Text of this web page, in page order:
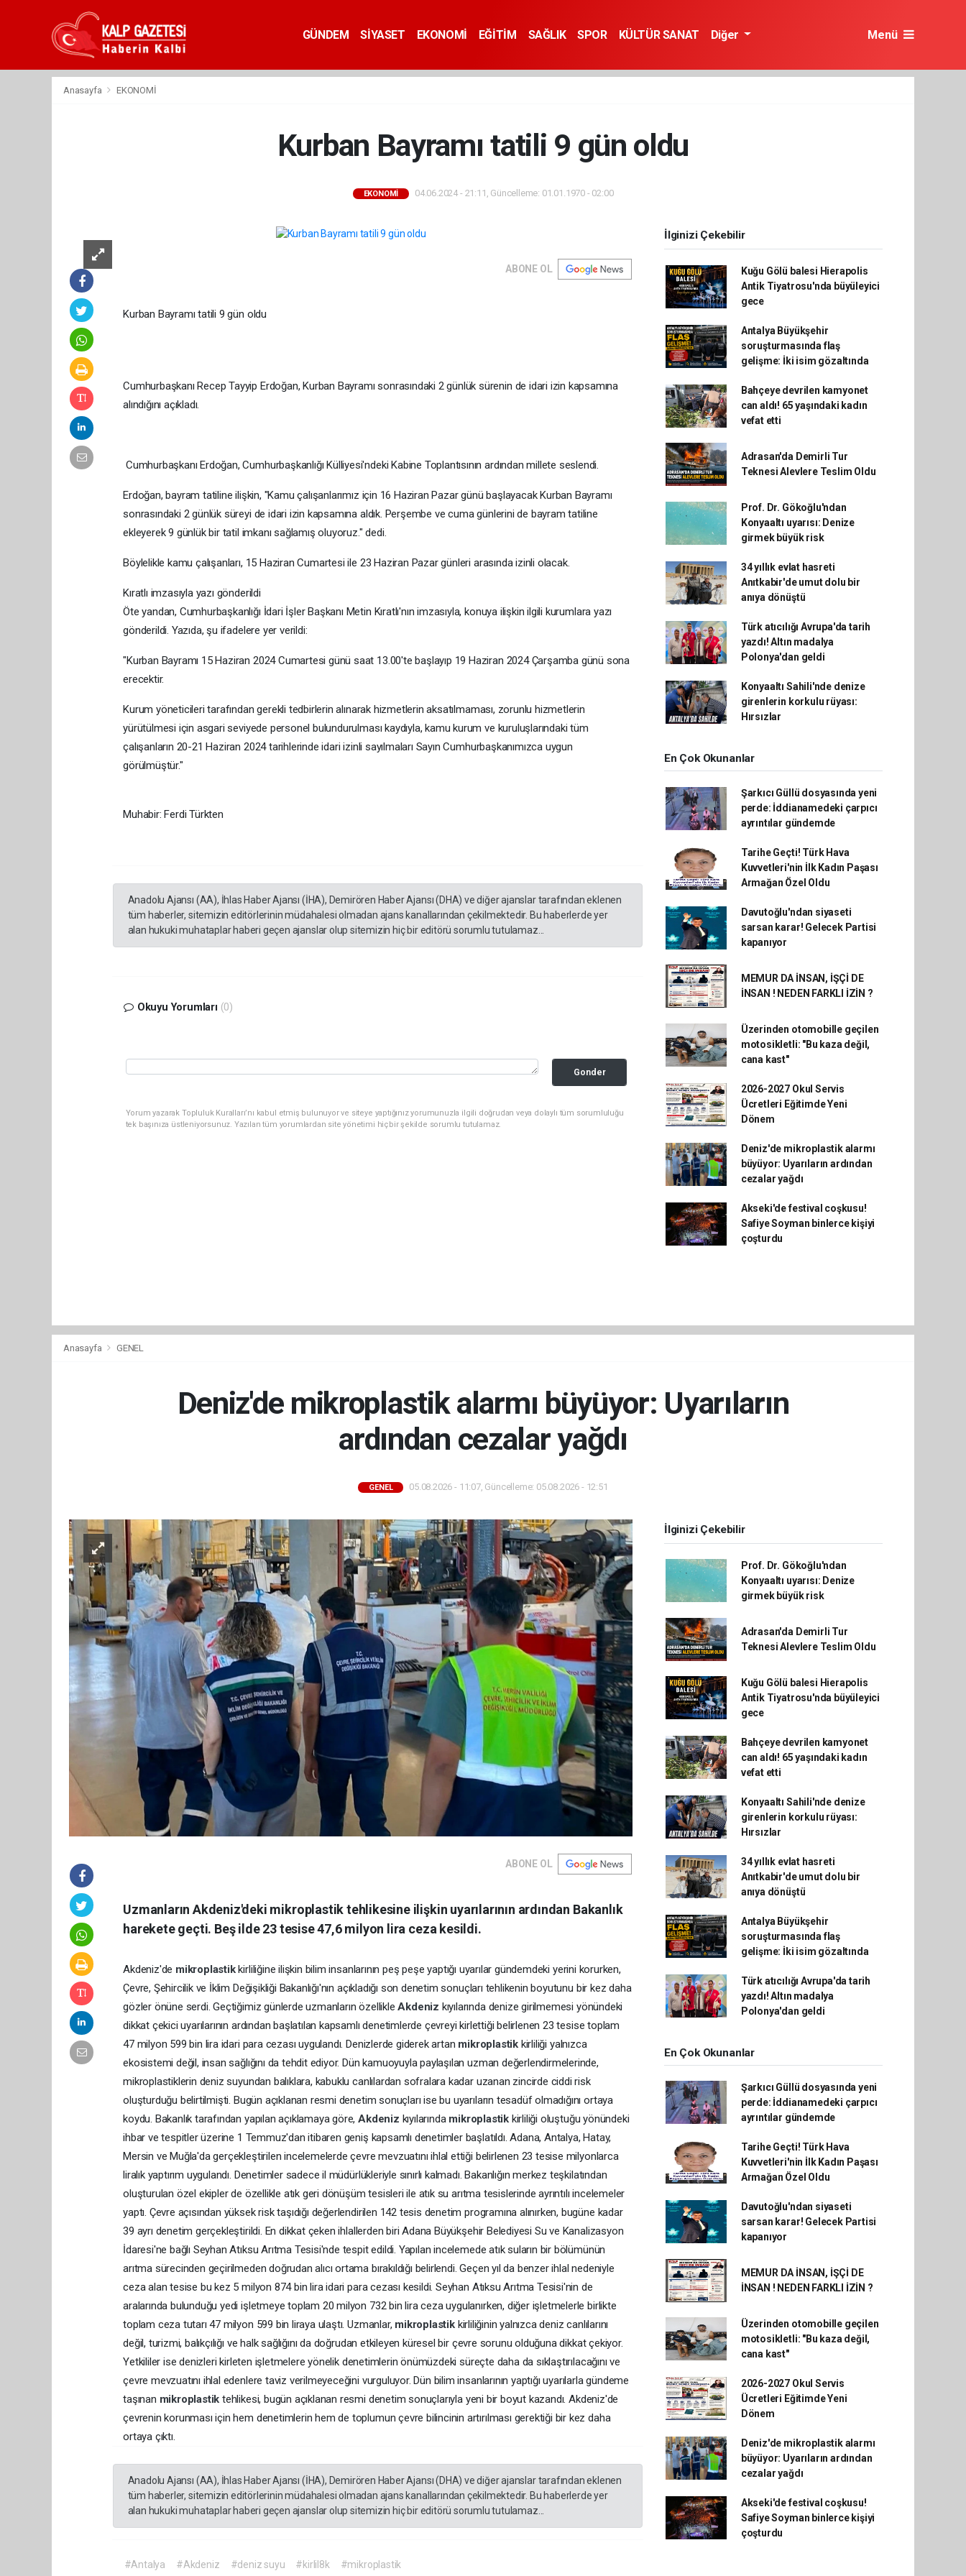
GÜNDEM SİYASET EKONOMİ EĞİTİM SAĞLIK SPOR KÜLTÜR SANAT Diğer Menü
Anasayfa EKONOMİ
Kurban Bayramı tatili 9 gün oldu
EKONOMİ 04.06.2024 - 21:11, Güncelleme: 01.01.1970 - 02:00
ABONE OL
Kurban Bayramı tatili 9 gün oldu
Cumhurbaşkanı Recep Tayyip Erdoğan, Kurban Bayramı sonrasındaki 2 günlük sürenin de idari izin kapsamına
alındığını açıkladı.
Cumhurbaşkanı Erdoğan, Cumhurbaşkanlığı Külliyesi'ndeki Kabine Toplantısının ardından millete seslendi.
Erdoğan, bayram tatiline ilişkin, "Kamu çalışanlarımız için 16 Haziran Pazar günü başlayacak Kurban Bayramı
sonrasındaki 2 günlük süreyi de idari izin kapsamına aldık. Perşembe ve cuma günlerini de bayram tatiline
ekleyerek 9 günlük bir tatil imkanı sağlamış oluyoruz." dedi.
Böylelikle kamu çalışanları, 15 Haziran Cumartesi ile 23 Haziran Pazar günleri arasında izinli olacak.
Kıratlı imzasıyla yazı gönderildi
Öte yandan, Cumhurbaşkanlığı İdari İşler Başkanı Metin Kıratlı'nın imzasıyla, konuya ilişkin ilgili kurumlara yazı
gönderildi. Yazıda, şu ifadelere yer verildi:
"Kurban Bayramı 15 Haziran 2024 Cumartesi günü saat 13.00'te başlayıp 19 Haziran 2024 Çarşamba günü sona
erecektir.
Kurum yöneticileri tarafından gerekli tedbirlerin alınarak hizmetlerin aksatılmaması, zorunlu hizmetlerin
yürütülmesi için asgari seviyede personel bulundurulması kaydıyla, kamu kurum ve kuruluşlarındaki tüm
çalışanların 20-21 Haziran 2024 tarihlerinde idari izinli sayılmaları Sayın Cumhurbaşkanımızca uygun
görülmüştür."
Muhabir: Ferdi Türkten
Anadolu Ajansı (AA), İhlas Haber Ajansı (İHA), Demirören Haber Ajansı (DHA) ve diğer ajanslar tarafından eklenen
tüm haberler, sitemizin editörlerinin müdahalesi olmadan ajans kanallarından çekilmektedir. Bu haberlerde yer
alan hukuki muhataplar haberi geçen ajanslar olup sitemizin hiç bir editörü sorumlu tutulamaz...
Okuyu Yorumları (0)
Gonder
Yorum yazarak Topluluk Kuralları’nı kabul etmiş bulunuyor ve siteye yaptığınız yorumunuzla ilgili doğrudan veya dolaylı tüm sorumluluğu
tek başınıza üstleniyorsunuz. Yazılan tüm yorumlardan site yönetimi hiçbir şekilde sorumlu tutulamaz.
İlginizi Çekebilir
Kuğu Gölü balesi Hierapolis
Antik Tiyatrosu'nda büyüleyici
gece
Antalya Büyükşehir
soruşturmasında flaş
gelişme: İki isim gözaltında
Bahçeye devrilen kamyonet
can aldı! 65 yaşındaki kadın
vefat etti
Adrasan'da Demirli Tur
Teknesi Alevlere Teslim Oldu
Prof. Dr. Gökoğlu'ndan
Konyaaltı uyarısı: Denize
girmek büyük risk
34 yıllık evlat hasreti
Anıtkabir'de umut dolu bir
anıya dönüştü
Türk atıcılığı Avrupa'da tarih
yazdı! Altın madalya
Polonya'dan geldi
Konyaaltı Sahili'nde denize
girenlerin korkulu rüyası:
Hırsızlar
En Çok Okunanlar
Şarkıcı Güllü dosyasında yeni
perde: İddianamedeki çarpıcı
ayrıntılar gündemde
Tarihe Geçti! Türk Hava
Kuvvetleri'nin İlk Kadın Paşası
Armağan Özel Oldu
Davutoğlu'ndan siyaseti
sarsan karar! Gelecek Partisi
kapanıyor
MEMUR DA İNSAN, İŞÇİ DE
İNSAN ! NEDEN FARKLI İZİN ?
Üzerinden otomobille geçilen
motosikletli: "Bu kaza değil,
cana kast"
2026-2027 Okul Servis
Ücretleri Eğitimde Yeni
Dönem
Deniz'de mikroplastik alarmı
büyüyor: Uyarıların ardından
cezalar yağdı
Akseki'de festival coşkusu!
Safiye Soyman binlerce kişiyi
çoşturdu
Anasayfa GENEL
Deniz'de mikroplastik alarmı büyüyor: Uyarıların
ardından cezalar yağdı
GENEL 05.08.2026 - 11:07, Güncelleme: 05.08.2026 - 12:51
ABONE OL
Uzmanların Akdeniz'deki mikroplastik tehlikesine ilişkin uyarılarının ardından Bakanlık
harekete geçti. Beş ilde 23 tesise 47,6 milyon lira ceza kesildi.
Akdeniz'de mikroplastikkirliliğine ilişkin bilim insanlarının peş peşe yaptığı uyarılar gündemdeki yerini korurken,
Çevre, Şehircilik ve İklim Değişikliği Bakanlığı'nın açıkladığı son denetim sonuçları tehlikenin boyutunu bir kez daha
gözler önüne serdi. Geçtiğimiz günlerde uzmanların özellikleAkdeniz kıyılarında denize girilmemesi yönündeki
dikkat çekici uyarılarının ardından başlatılan kapsamlı denetimlerde çevreyi kirlettiği belirlenen 23 tesise toplam
47 milyon 599 bin lira idari para cezası uygulandı. Denizlerde giderek artan mikroplastik kirliliği yalnızca
ekosistemi değil, insan sağlığını da tehdit ediyor. Dün kamuoyuyla paylaşılan uzman değerlendirmelerinde,
mikroplastiklerin deniz suyundan balıklara, kabuklu canlılardan sofralara kadar uzanan zincirde ciddi risk
oluşturduğu belirtilmişti. Bugün açıklanan resmi denetim sonuçları ise bu uyarıların tesadüf olmadığını ortaya
koydu. Bakanlık tarafından yapılan açıklamaya göre,Akdeniz kıyılarında mikroplastik kirliliği oluştuğu yönündeki
ihbar ve tespitler üzerine 1 Temmuz'dan itibaren geniş kapsamlı denetimler başlatıldı. Adana, Antalya, Hatay,
Mersin ve Muğla'da gerçekleştirilen incelemelerde çevre mevzuatını ihlal ettiği belirlenen 23 tesise milyonlarca
liralık yaptırım uygulandı. Denetimler sadece il müdürlükleriyle sınırlı kalmadı. Bakanlığın merkez teşkilatından
oluşturulan özel ekipler de özellikle atık geri dönüşüm tesisleri ile atık su arıtma tesislerinde ayrıntılı incelemeler
yaptı. Çevre açısından yüksek risk taşıdığı değerlendirilen 142 tesis denetim programına alınırken, bugüne kadar
39 ayrı denetim gerçekleştirildi. En dikkat çeken ihlallerden biri Adana Büyükşehir Belediyesi Su ve Kanalizasyon
İdaresi'ne bağlı Seyhan Atıksu Arıtma Tesisi'nde tespit edildi. Yapılan incelemede atık suların bir bölümünün
arıtma sürecinden geçirilmeden doğrudan alıcı ortama bırakıldığı belirlendi. Geçen yıl da benzer ihlal nedeniyle
ceza alan tesise bu kez 5 milyon 874 bin lira idari para cezası kesildi. Seyhan Atıksu Arıtma Tesisi'nin de
aralarında bulunduğu yedi işletmeye toplam 20 milyon 732 bin lira ceza uygulanırken, diğer işletmelerle birlikte
toplam ceza tutarı 47 milyon 599 bin liraya ulaştı. Uzmanlar, mikroplastik kirliliğinin yalnızca deniz canlılarını
değil, turizmi, balıkçılığı ve halk sağlığını da doğrudan etkileyen küresel bir çevre sorunu olduğuna dikkat çekiyor.
Yetkililer ise denizleri kirleten işletmelere yönelik denetimlerin önümüzdeki süreçte daha da sıklaştırılacağını ve
çevre mevzuatını ihlal edenlere taviz verilmeyeceğini vurguluyor. Dün bilim insanlarının yaptığı uyarılarla gündeme
taşınan mikroplastiktehlikesi, bugün açıklanan resmi denetim sonuçlarıyla yeni bir boyut kazandı. Akdeniz'de
çevrenin korunması için hem denetimlerin hem de toplumun çevre bilincinin artırılması gerektiği bir kez daha
ortaya çıktı.
Anadolu Ajansı (AA), İhlas Haber Ajansı (İHA), Demirören Haber Ajansı (DHA) ve diğer ajanslar tarafından eklenen
tüm haberler, sitemizin editörlerinin müdahalesi olmadan ajans kanallarından çekilmektedir. Bu haberlerde yer
alan hukuki muhataplar haberi geçen ajanslar olup sitemizin hiç bir editörü sorumlu tutulamaz...
#Antalya #Akdeniz #deniz suyu #kirlil8k #mikroplastik
İlginizi Çekebilir
Prof. Dr. Gökoğlu'ndan
Konyaaltı uyarısı: Denize
girmek büyük risk
Adrasan'da Demirli Tur
Teknesi Alevlere Teslim Oldu
Kuğu Gölü balesi Hierapolis
Antik Tiyatrosu'nda büyüleyici
gece
Bahçeye devrilen kamyonet
can aldı! 65 yaşındaki kadın
vefat etti
Konyaaltı Sahili'nde denize
girenlerin korkulu rüyası:
Hırsızlar
34 yıllık evlat hasreti
Anıtkabir'de umut dolu bir
anıya dönüştü
Antalya Büyükşehir
soruşturmasında flaş
gelişme: İki isim gözaltında
Türk atıcılığı Avrupa'da tarih
yazdı! Altın madalya
Polonya'dan geldi
En Çok Okunanlar
Şarkıcı Güllü dosyasında yeni
perde: İddianamedeki çarpıcı
ayrıntılar gündemde
Tarihe Geçti! Türk Hava
Kuvvetleri'nin İlk Kadın Paşası
Armağan Özel Oldu
Davutoğlu'ndan siyaseti
sarsan karar! Gelecek Partisi
kapanıyor
MEMUR DA İNSAN, İŞÇİ DE
İNSAN ! NEDEN FARKLI İZİN ?
Üzerinden otomobille geçilen
motosikletli: "Bu kaza değil,
cana kast"
2026-2027 Okul Servis
Ücretleri Eğitimde Yeni
Dönem
Deniz'de mikroplastik alarmı
büyüyor: Uyarıların ardından
cezalar yağdı
Akseki'de festival coşkusu!
Safiye Soyman binlerce kişiyi
çoşturdu